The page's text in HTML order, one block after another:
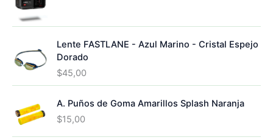
Lente FASTLANE - Azul Marino - Cristal Espejo
Dorado
$45,00
A. Puños de Goma Amarillos Splash Naranja
$15,00